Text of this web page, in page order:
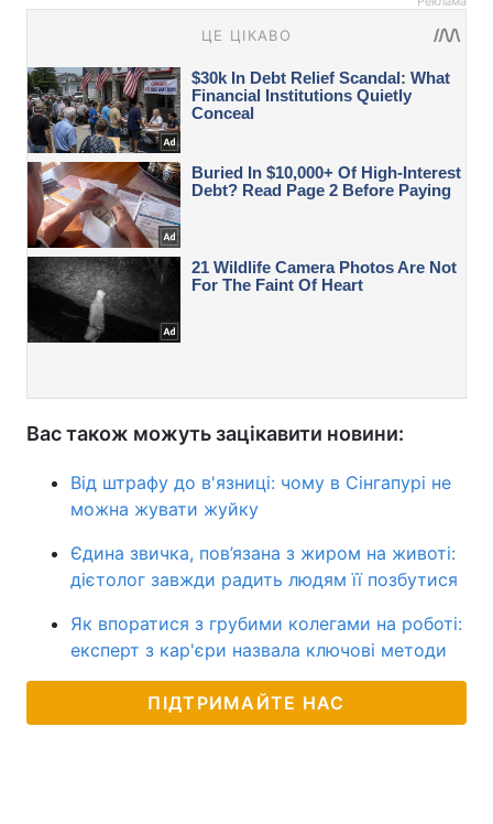
Вас також можуть зацікавити новини:
Від штрафу до в'язниці: чому в Сінгапурі не
можна жувати жуйку
Єдина звичка, пов’язана з жиром на животі:
дієтолог завжди радить людям її позбутися
Як впоратися з грубими колегами на роботі:
експерт з кар'єри назвала ключові методи
ПІДТРИМАЙТЕ НАС